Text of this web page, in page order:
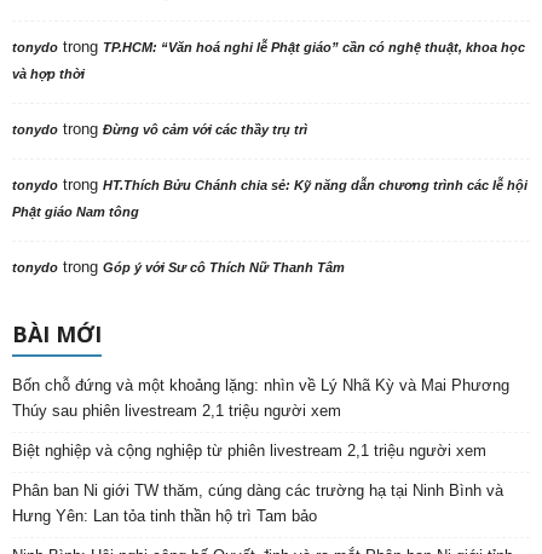
tonydo trong TP.HCM: “Văn hoá nghi lễ Phật giáo” cần có nghệ thuật, khoa học
và hợp thời
tonydo trong Đừng vô cảm với các thầy trụ trì
tonydo trong HT.Thích Bửu Chánh chia sẻ: Kỹ năng dẫn chương trình các lễ hội
Phật giáo Nam tông
tonydo trong Góp ý với Sư cô Thích Nữ Thanh Tâm
BÀI MỚI
Bốn chỗ đứng và một khoảng lặng: nhìn về Lý Nhã Kỳ và Mai Phương
Thúy sau phiên livestream 2,1 triệu người xem
Biệt nghiệp và cộng nghiệp từ phiên livestream 2,1 triệu người xem
Phân ban Ni giới TW thăm, cúng dàng các trường hạ tại Ninh Bình và
Hưng Yên: Lan tỏa tinh thần hộ trì Tam bảo